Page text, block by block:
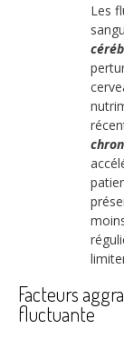
Les
Facteurs
fluctuante